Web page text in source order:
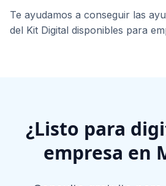
Te ayudamos a conseguir las
del Kit Digital disponibles para
¿Listo para
empresa en